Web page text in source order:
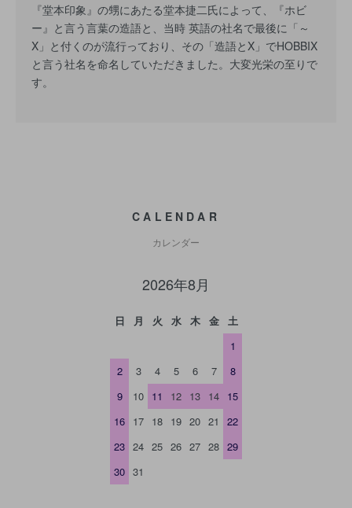
『堂本印象』の甥にあたる堂本捷二氏によって、『ホビ
ー』と言う言葉の造語と、当時 英語の社名で最後に「～
X」と付くのが流行っており、その「造語とX」でHOBBIX
と言う社名を命名していただきました。大変光栄の至りで
す。
CALENDAR
カレンダー
2026年8月
日 月 火 水 木 金
土
1
2
3 4 5 6 7
8
9
10 11 12 13 14 15
16 17 18 19 20 21
22
23 24 25 26 27 28 29
30 31